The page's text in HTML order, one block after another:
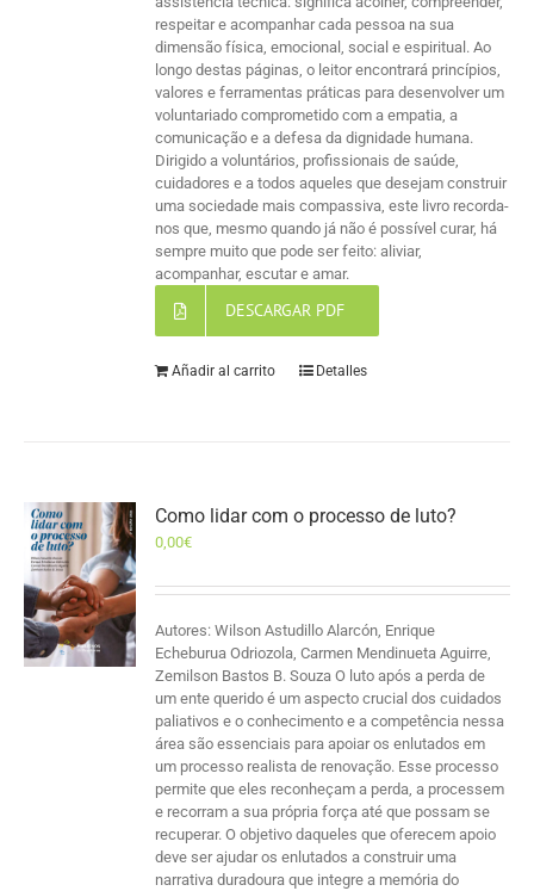
respeitar e acompanhar cada pessoa na sua
dimensão física, emocional, social e espiritual. Ao
longo destas páginas, o leitor encontrará princípios,
valores e ferramentas práticas para desenvolver um
voluntariado comprometido com a empatia, a
comunicação e a defesa da dignidade humana.
Dirigido a voluntários, profissionais de saúde,
cuidadores e a todos aqueles que desejam construir
uma sociedade mais compassiva, este livro recorda-
nos que, mesmo quando já não é possível curar, há
sempre muito que pode ser feito: aliviar,
acompanhar, escutar e amar.
DESCARGAR PDF
Añadir al carrito Detalles
Como lidar com o processo de luto?
0,00€
Autores: Wilson Astudillo Alarcón, Enrique
Echeburua Odriozola, Carmen Mendinueta Aguirre,
Zemilson Bastos B. Souza O luto após a perda de
um ente querido é um aspecto crucial dos cuidados
paliativos e o conhecimento e a competência nessa
área são essenciais para apoiar os enlutados em
um processo realista de renovação. Esse processo
permite que eles reconheçam a perda, a processem
e recorram a sua própria força até que possam se
recuperar. O objetivo daqueles que oferecem apoio
deve ser ajudar os enlutados a construir uma
narrativa duradoura que integre a memória do